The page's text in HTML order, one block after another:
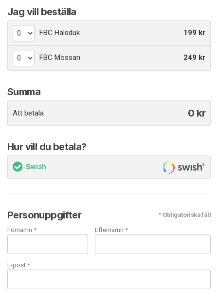
Jag vill beställa
FBC Halsduk 199 kr
FBC Mössan 249 kr
Summa
Att betala 0 kr
Hur vill du betala?
Swish
Personuppgifter * Obligatoriska fält
Förnamn * Efternamn *
E-post *